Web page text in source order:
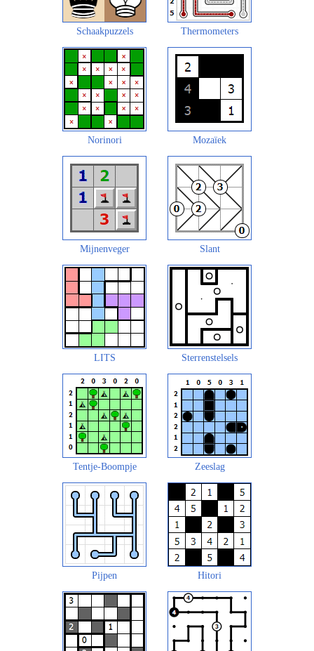
Schaakpuzzels Thermometers
Norinori Mozaïek
Mijnenveger Slant
LITS Sterrenstelsels
Tentje-Boompje Zeeslag
Pijpen Hitori